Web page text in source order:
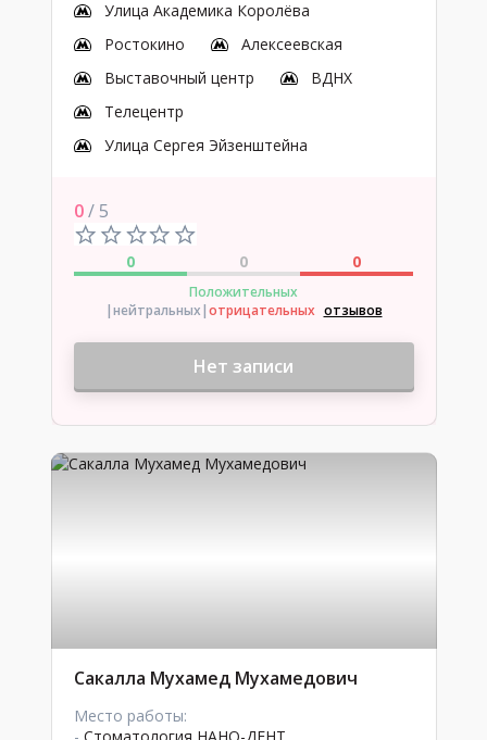
Улица Академика Королёва
Ростокино
Алексеевская
Выставочный центр
ВДНХ
Телецентр
Улица Сергея Эйзенштейна
0/ 5
0 0 0
Положительных
|нейтральных|отрицательных отзывов
Нет записи
Сакалла Мухамед Мухамедович
Место работы: